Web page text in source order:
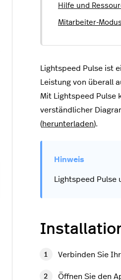
Hilfe und
Mitarbeiter-
Lightspeed Pulse ist
Leistung von überall
Mit Lightspeed Pulse
verständlicher
(herunterladen).
Lightspeed Pulse
Verbinden Sie
Öffnen Sie den